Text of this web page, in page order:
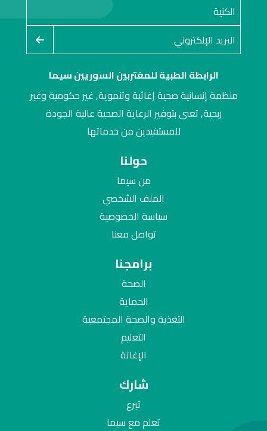
الرابطة الطبية للمغتربين السوريين سيما
منظمة إنسانية صحية إغاثية وتنموية, غير حكومية وغير
ربحية, تعنى بتوفير الرعاية الصحية عالية الجودة
للمستفيدين من خدماتها
حولنا
من سيما
الملف الشخصي
سياسة الخصوصية
تواصل معنا
برامجنا
الصحة
الحماية
التغذية والصحة المجتمعية
التعليم
الإغاثة
شارك
تبرع
تعلم مع سيما